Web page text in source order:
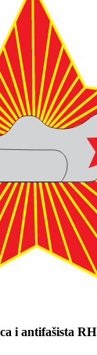
i antifašista RH